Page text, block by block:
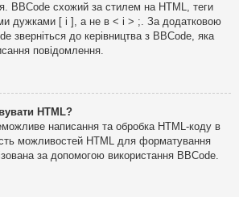
BBCode схожий за стилем на HTML, теги
дужками [ і ], а не в < і > ;. За додатковою
зверніться до керівництва з BBCode, яка
повідомлення.
HTML?
написання та обробка HTML-коду в
можливостей HTML для форматування
за допомогою використання BBCode.